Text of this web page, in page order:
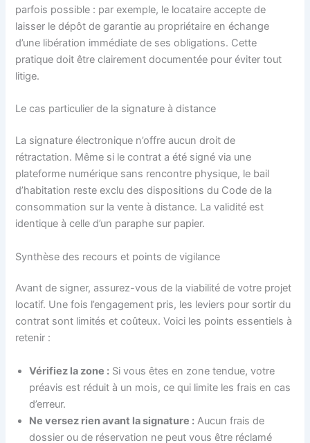
parfois possible : par exemple, le locataire accepte de
laisser le dépôt de garantie au propriétaire en échange
d’une libération immédiate de ses obligations. Cette
pratique doit être clairement documentée pour éviter tout
litige.
Le cas particulier de la signature à distance
La signature électronique n’offre aucun droit de
rétractation. Même si le contrat a été signé via une
plateforme numérique sans rencontre physique, le bail
d’habitation reste exclu des dispositions du Code de la
consommation sur la vente à distance. La validité est
identique à celle d’un paraphe sur papier.
Synthèse des recours et points de vigilance
Avant de signer, assurez-vous de la viabilité de votre projet
locatif. Une fois l’engagement pris, les leviers pour sortir du
contrat sont limités et coûteux. Voici les points essentiels à
retenir :
Vérifiez la zone : Si vous êtes en zone tendue, votre
préavis est réduit à un mois, ce qui limite les frais en cas
d’erreur.
Ne versez rien avant la signature : Aucun frais de
dossier ou de réservation ne peut vous être réclamé